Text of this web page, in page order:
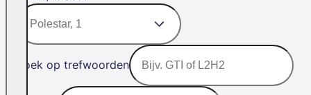
Zoek op trefwoorden